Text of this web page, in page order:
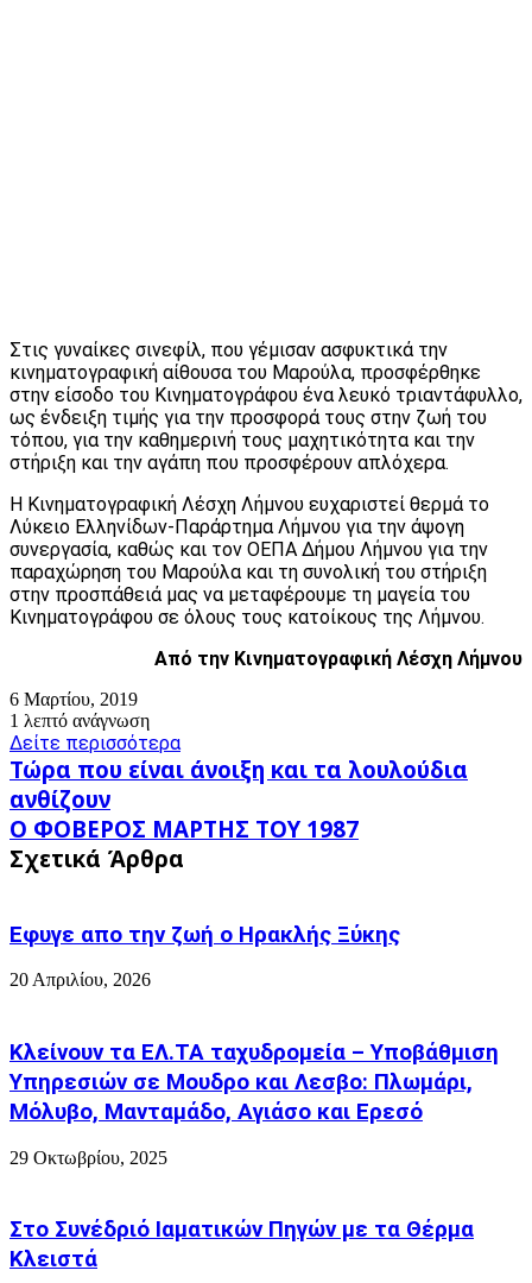
Στις γυναίκες σινεφίλ, που γέμισαν ασφυκτικά την
κινηματογραφική αίθουσα του Μαρούλα, προσφέρθηκε
στην είσοδο του Κινηματογράφου ένα λευκό τριαντάφυλλο,
ως ένδειξη τιμής για την προσφορά τους στην ζωή του
τόπου, για την καθημερινή τους μαχητικότητα και την
στήριξη και την αγάπη που προσφέρουν απλόχερα.
Η Κινηματογραφική Λέσχη Λήμνου ευχαριστεί θερμά το
Λύκειο Ελληνίδων-Παράρτημα Λήμνου για την άψογη
συνεργασία, καθώς και τον ΟΕΠΑ Δήμου Λήμνου για την
παραχώρηση του Μαρούλα και τη συνολική του στήριξη
στην προσπάθειά μας να μεταφέρουμε τη μαγεία του
Κινηματογράφου σε όλους τους κατοίκους της Λήμνου.
Από την Κινηματογραφική Λέσχη Λήμνου
6 Μαρτίου, 2019
1 λεπτό ανάγνωση
Δείτε περισσότερα
Τώρα
που
είναι
άνοιξη
και
τα
ανθίζουν
Τώρα που είναι άνοιξη και τα λουλούδια
ανθίζουν
Ο
ΦΟΒΕΡΟΣ
ΜΑΡΤΗΣ
Ο ΦΟΒΕΡΟΣ ΜΑΡΤΗΣ ΤΟΥ 1987
Σχετικά Άρθρα
Εφυγε απο την ζωή o Ηρακλής Ξύκης
20 Απριλίου, 2026
Κλείνουν τα ΕΛ.ΤΑ ταχυδρομεία – Υποβάθμιση
Υπηρεσιών σε Μουδρο και Λεσβο: Πλωμάρι,
Μόλυβο, Μανταμάδο, Αγιάσο και Ερεσό
29 Οκτωβρίου, 2025
Στο Συνέδριό Ιαματικών Πηγών με τα Θέρμα
Κλειστά